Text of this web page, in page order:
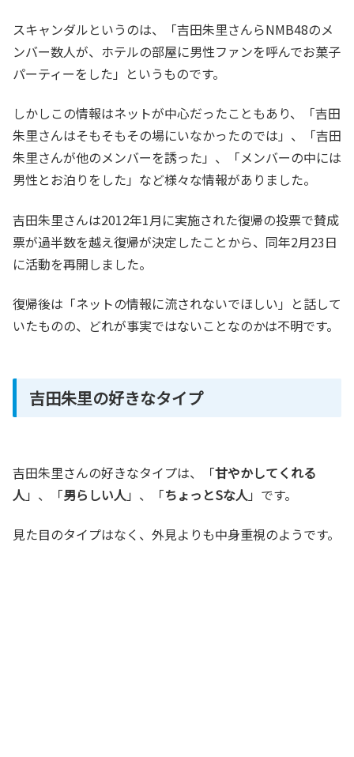
スキャンダルというのは、「吉田朱里さんらNMB48のメ
ンバー数人が、ホテルの部屋に男性ファンを呼んでお菓子
パーティーをした」というものです。
しかしこの情報はネットが中心だったこともあり、「吉田
朱里さんはそもそもその場にいなかったのでは」、「吉田
朱里さんが他のメンバーを誘った」、「メンバーの中には
男性とお泊りをした」など様々な情報がありました。
吉田朱里さんは2012年1月に実施された復帰の投票で賛成
票が過半数を越え復帰が決定したことから、同年2月23日
に活動を再開しました。
復帰後は「ネットの情報に流されないでほしい」と話して
いたものの、どれが事実ではないことなのかは不明です。
吉田朱里の好きなタイプ
吉田朱里さんの好きなタイプは、「甘やかしてくれる
人 」、「男らしい人 」、「ちょっとSな人 」です。
見た目のタイプはなく、外見よりも中身重視のようです。